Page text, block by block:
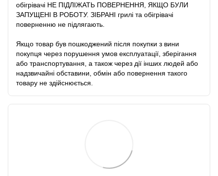
обігрівачі НЕ ПІДЛІЖАТЬ ПОВЕРНЕННЯ, ЯКЩО БУЛИ
ЗАПУЩЕНІ В РОБОТУ. ЗІБРАНІ грилі та обігрівачі
поверненню не підлягають.
Якщо товар був пошкоджений після покупки з вини
покупця через порушення умов експлуатації, зберігання
або транспортування, а також через дії інших людей або
надзвичайні обставини, обмін або повернення такого
товару не здійснюється.